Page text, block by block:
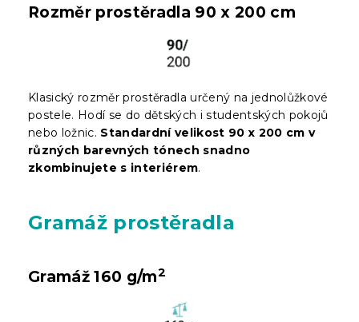
Rozměr prostěradla 90 x 200 cm
Klasický rozměr prostěradla určený na jednolůžkové
postele. Hodí se do dětských i studentských pokojů
nebo ložnic. Standardní velikost 90 x 200 cm v
různých barevných tónech snadno
zkombinujete s interiérem.
Gramáž prostěradla
Gramáž 160 g/m2